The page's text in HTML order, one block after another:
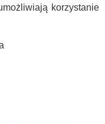
korzystanie